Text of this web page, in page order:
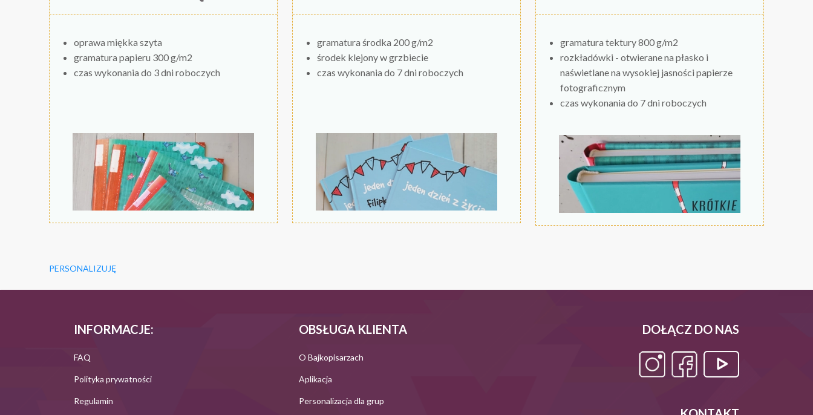
oprawa miękka szyta
gramatura papieru 300 g/m2
czas wykonania do 3 dni roboczych
gramatura środka 200 g/m2
środek klejony w grzbiecie
czas wykonania do 7 dni roboczych
gramatura tektury 800 g/m2
rozkładówki - otwierane na płasko i
naświetlane na wysokiej jasności papierze
fotograficznym
czas wykonania do 7 dni roboczych
PERSONALIZUJĘ
INFORMACJE:
FAQ
Polityka prywatności
Regulamin
OBSŁUGA KLIENTA
O Bajkopisarzach
Aplikacja
Personalizacja dla grup
DOŁĄCZ DO NAS